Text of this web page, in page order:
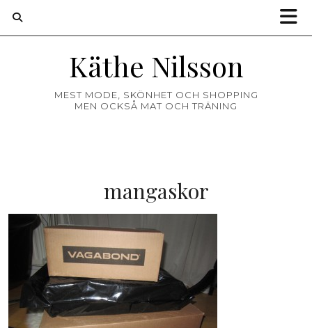
Käthe Nilsson
MEST MODE, SKÖNHET OCH SHOPPING
MEN OCKSÅ MAT OCH TRÄNING
mangaskor